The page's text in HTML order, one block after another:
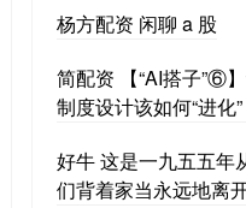
杨方配资 闲聊 a 股
简配资 【“AI搭子”⑥
制度设计该如何“进化”
好牛 这是一九五五年
们背着家当永远地离